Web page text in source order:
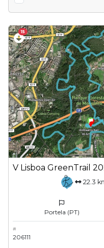
15
V Lisboa GreenTrail
22.3
Portela (PT)
#
206111